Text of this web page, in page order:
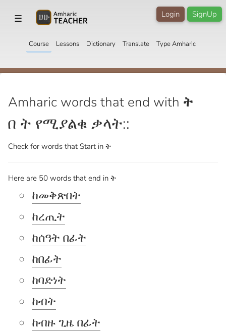
☰ SignUp
Login
Course Lessons Dictionary Translate Type Amharic
Amharic words that end with ት
በ ት የሚያልቁ ቃላት::
Check for words that Start in ት
Here are 50 words that end in ት
ከመቅጽበት
ከረጢት
ከሰዓት በፊት
ከበፊት
ከባድነት
ከብት
ከብዙ ጊዜ በፊት